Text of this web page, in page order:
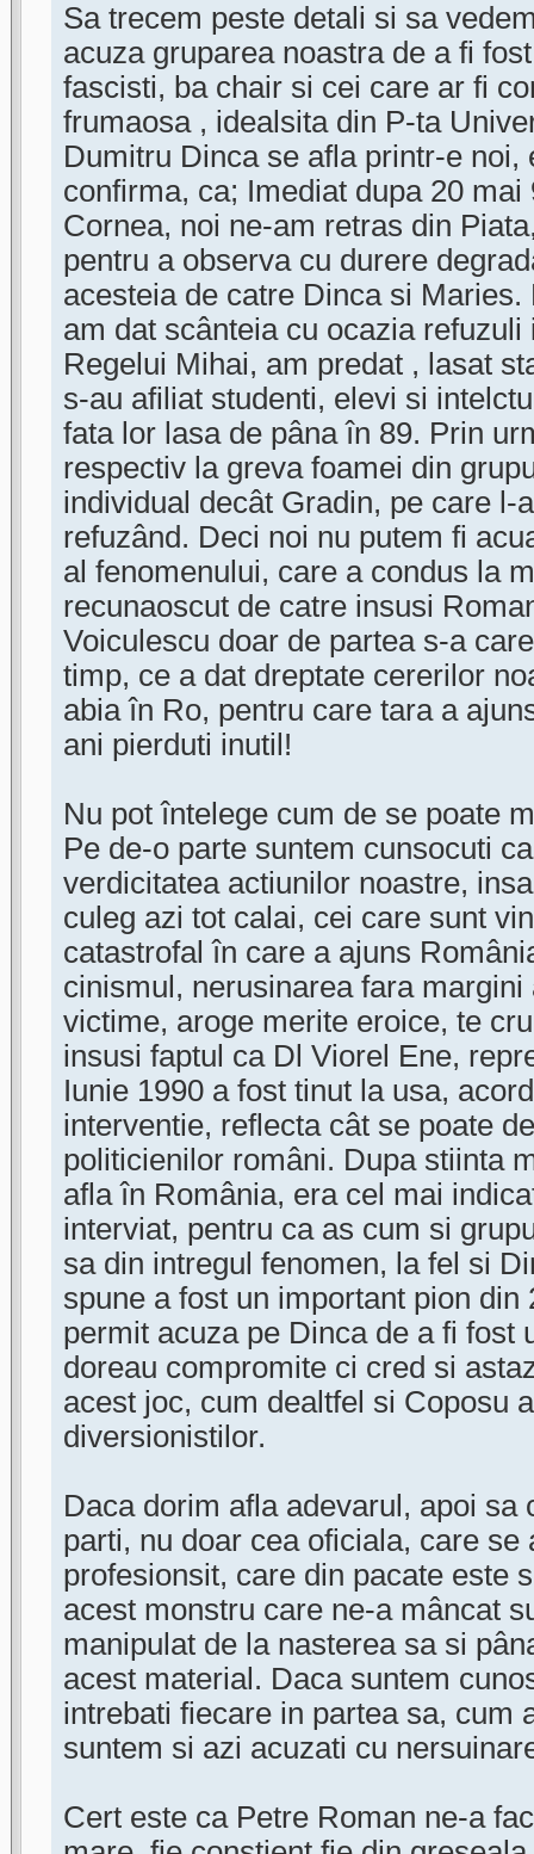
Sa trecem peste detali si sa
acuza gruparea noastra de a fi
fascisti, ba chair si cei care ar fi
frumaosa , idealsita din P-ta
Dumitru Dinca se afla printr-e noi,
confirma, ca; Imediat dupa 20
Cornea, noi ne-am retras din
pentru a observa cu durere
acesteia de catre Dinca si
am dat scânteia cu ocazia
Regelui Mihai, am predat , lasat
s-au afiliat studenti, elevi si
fata lor lasa de pâna în 89. Prin
respectiv la greva foamei din
individual decât Gradin, pe care l-
refuzând. Deci noi nu putem fi
al fenomenului, care a condus la
recunaoscut de catre insusi
Voiculescu doar de partea s-a
timp, ce a dat dreptate cererilor
abia în Ro, pentru care tara a
ani pierduti inutil!
Nu pot întelege cum de se poate
Pe de-o parte suntem cunsocuti
verdicitatea actiunilor noastre,
culeg azi tot calai, cei care sunt
catastrofal în care a ajuns
cinismul, nerusinarea fara
victime, aroge merite eroice, te
insusi faptul ca Dl Viorel Ene,
Iunie 1990 a fost tinut la usa,
interventie, reflecta cât se poate
politicienilor români. Dupa stiinta
afla în România, era cel mai
interviat, pentru ca as cum si
sa din intregul fenomen, la fel si
spune a fost un important pion din
permit acuza pe Dinca de a fi fost
doreau compromite ci cred si
acest joc, cum dealtfel si Coposu
diversionistilor.
Daca dorim afla adevarul, apoi sa
parti, nu doar cea oficiala, care se
profesionsit, care din pacate este
acest monstru care ne-a mâncat
manipulat de la nasterea sa si
acest material. Daca suntem
intrebati fiecare in partea sa, cum
suntem si azi acuzati cu
Cert este ca Petre Roman ne-a